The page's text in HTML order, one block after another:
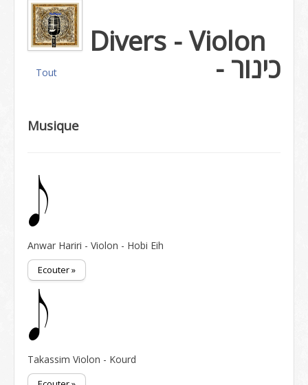
Divers - Violon
- כינור Tout
Musique
Anwar Hariri - Violon - Hobi Eih
Ecouter »
Takassim Violon - Kourd